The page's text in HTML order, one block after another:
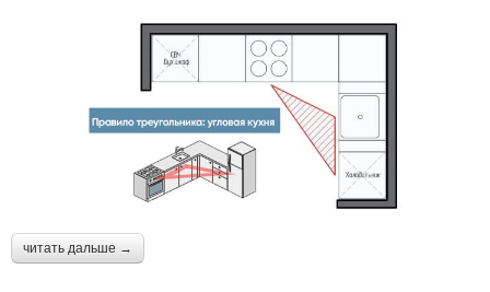
читать дальше →